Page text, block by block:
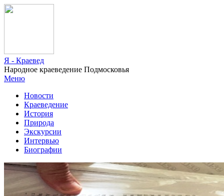
Я - Краевед
Народное краеведение Подмосковья
Меню
Новости
Краеведение
История
Природа
Экскурсии
Интервью
Биографии